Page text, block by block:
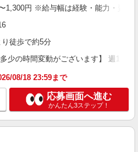
1,300円 ※給与幅は経験・能力・資格
徒歩で約5分
多少の時間変動がございます】 週1
08/18 23:59まで
応募画面へ進む
かんたん3ステップ！